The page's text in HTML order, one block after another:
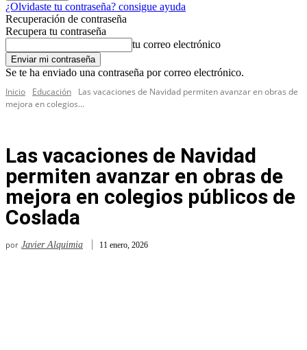
¿Olvidaste tu contraseña? consigue ayuda
Recuperación de contraseña
Recupera tu contraseña
tu correo electrónico
Se te ha enviado una contraseña por correo electrónico.
Inicio
Educación
Las vacaciones de Navidad permiten avanzar en obras de
mejora en colegios...
Las vacaciones de Navidad
permiten avanzar en obras de
mejora en colegios públicos de
Coslada
por Javier Alquimia 11 enero, 2026